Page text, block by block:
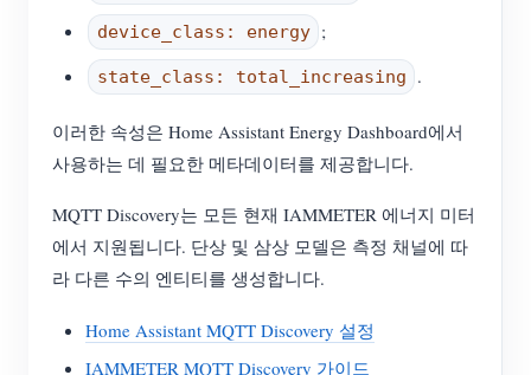
device_class: energy ;
state_class: total_increasing .
이러한 속성은 Home Assistant Energy Dashboard에서
사용하는 데 필요한 메타데이터를 제공합니다.
MQTT Discovery는 모든 현재 IAMMETER 에너지 미터
에서 지원됩니다. 단상 및 삼상 모델은 측정 채널에 따
라 다른 수의 엔티티를 생성합니다.
Home Assistant MQTT Discovery 설정
IAMMETER MQTT Discovery 가이드